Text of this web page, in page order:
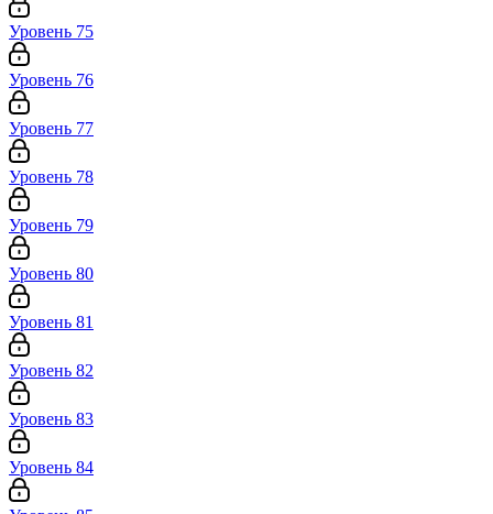
Уровень 75
Уровень 76
Уровень 77
Уровень 78
Уровень 79
Уровень 80
Уровень 81
Уровень 82
Уровень 83
Уровень 84